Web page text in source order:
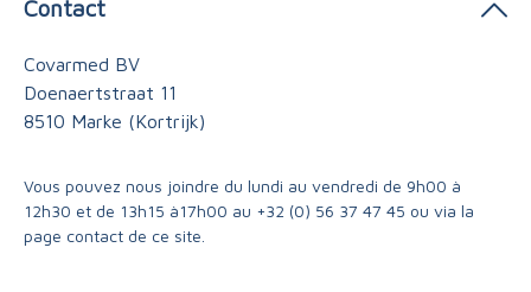
Contact
Covarmed BV
Doenaertstraat 11
8510 Marke (Kortrijk)
Vous pouvez nous joindre du lundi au vendredi de 9h00 à
12h30 et de 13h15 à17h00 au +32 (0) 56 37 47 45 ou via la
page contact de ce site.